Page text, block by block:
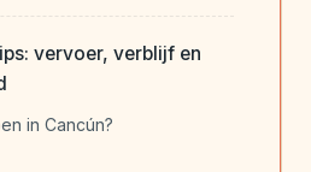
vervoer, verblijf en
in Cancún?